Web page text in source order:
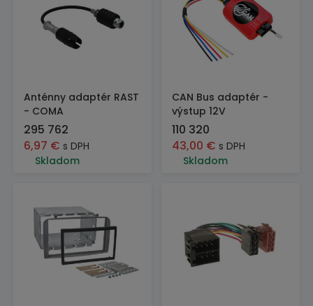
Anténny adaptér RAST
- COMA
295 762
6,97 € s DPH
Skladom
CAN Bus adaptér -
výstup 12V
110 320
43,00 € s DPH
Skladom